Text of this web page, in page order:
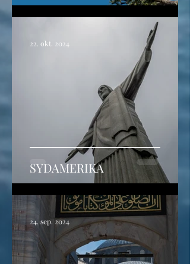
SYDAMERIKA
22. okt. 2024
24. sep. 2024